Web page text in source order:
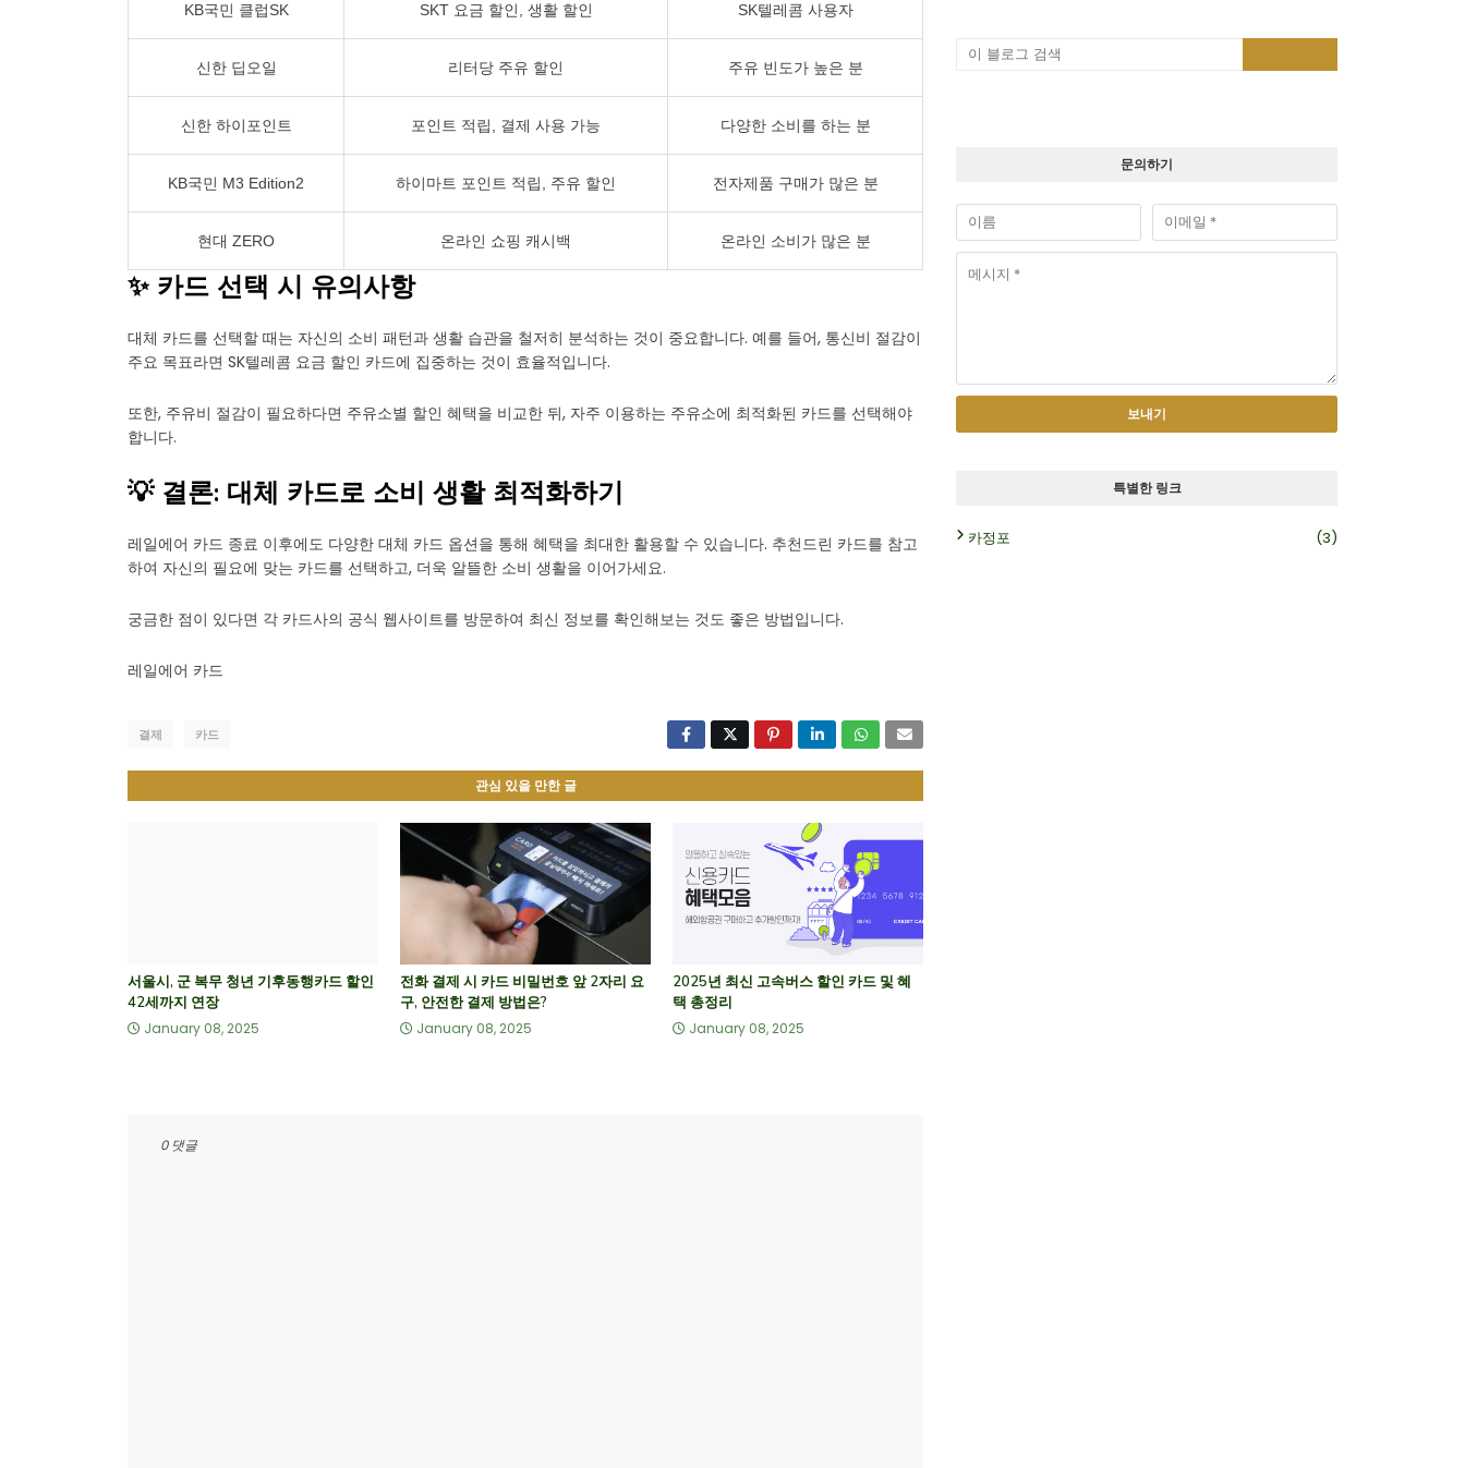
KB국민 클럽SK SKT 요금 할인, 생활 할인 SK텔레콤 사용자
신한 딥오일 리터당 주유 할인 주유 빈도가 높은 분
신한 하이포인트 포인트 적립, 결제 사용 가능 다양한 소비를 하는 분
KB국민 M3 Edition2 하이마트 포인트 적립, 주유 할인 전자제품 구매가 많은 분
현대 ZERO 온라인 쇼핑 캐시백 온라인 소비가 많은 분
✨ 카드 선택 시 유의사항
대체 카드를 선택할 때는 자신의 소비 패턴과 생활 습관을 철저히 분석하는 것이 중요합니다. 예를 들어, 통신비 절감이
주요 목표라면 SK텔레콤 요금 할인 카드에 집중하는 것이 효율적입니다.
또한, 주유비 절감이 필요하다면 주유소별 할인 혜택을 비교한 뒤, 자주 이용하는 주유소에 최적화된 카드를 선택해야
합니다.
💡 결론: 대체 카드로 소비 생활 최적화하기
레일에어 카드 종료 이후에도 다양한 대체 카드 옵션을 통해 혜택을 최대한 활용할 수 있습니다. 추천드린 카드를 참고
하여 자신의 필요에 맞는 카드를 선택하고, 더욱 알뜰한 소비 생활을 이어가세요.
궁금한 점이 있다면 각 카드사의 공식 웹사이트를 방문하여 최신 정보를 확인해보는 것도 좋은 방법입니다.
레일에어 카드
결제 카드
관심 있을 만한 글
서울시, 군 복무 청년 기후동행카드 할인
42세까지 연장
January 08, 2025
전화 결제 시 카드 비밀번호 앞 2자리 요
구, 안전한 결제 방법은?
January 08, 2025
2025년 최신 고속버스 할인 카드 및 혜
택 총정리
January 08, 2025
0 댓글
문의하기
특별한 링크
카정포 (3)